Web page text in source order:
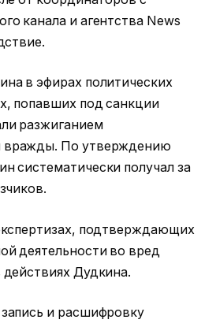
канала и агентства News
в эфирах политических
попавших под санкции
разжиганием
вражды. По утверждению
систематически получал за
подтверждающих
деятельности во вред
действиях Дудкина.
и расшифровку